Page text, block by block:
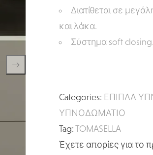
Διατίθεται σε
και λάκα.
Σύστημα soft closing.
Categories: ΕΠΙΠΛΑ
ΥΠΝΟΔΩΜΑΤΙΟ
Tag: TOMASELLA
Έχετε απορίες για το